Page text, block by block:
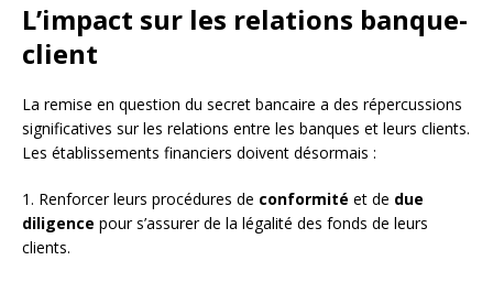
L’impact sur les relations banque-
client
La remise en question du secret bancaire a des répercussions
significatives sur les relations entre les banques et leurs clients.
Les établissements financiers doivent désormais :
1. Renforcer leurs procédures de conformité et de due
diligence pour s’assurer de la légalité des fonds de leurs
clients.